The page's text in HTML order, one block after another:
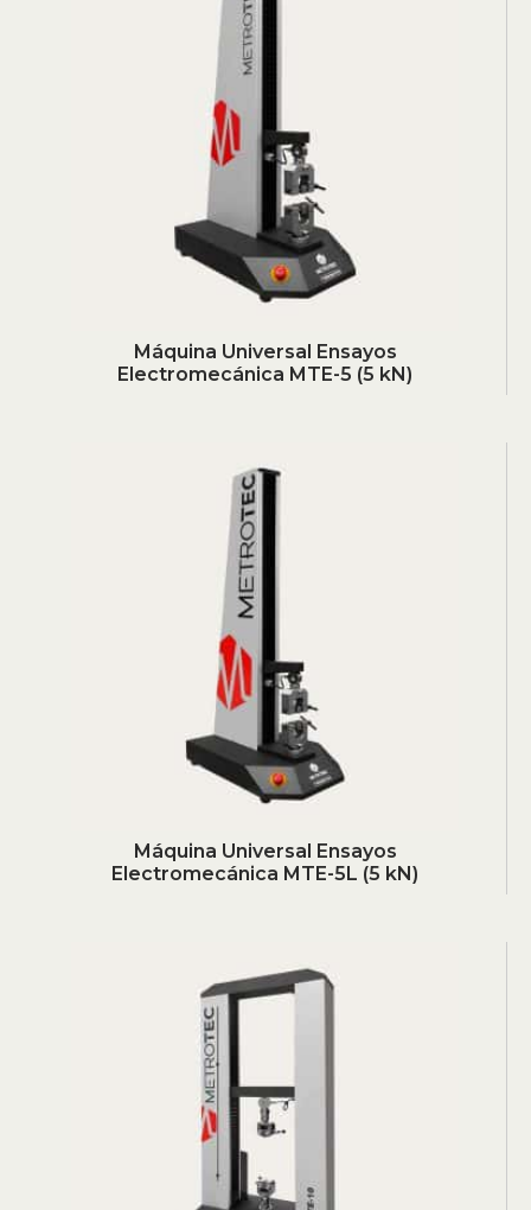
Máquina Universal Ensayos
Electromecánica MTE-5 (5 kN)
Máquina Universal Ensayos
Electromecánica MTE-5L (5 kN)